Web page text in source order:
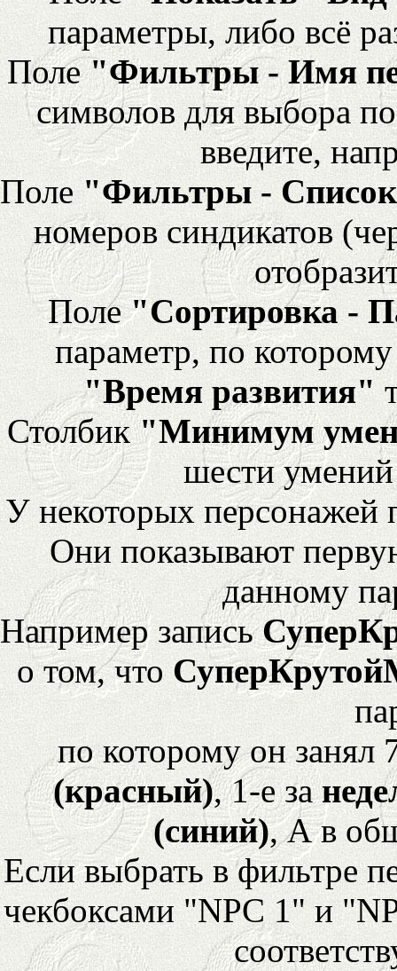
параметры, либо всё
Поле"Фильтры - Имя
символов для выбора
введите,
Поле "Фильтры -
номеров синдикатов
Поле"Сортировка -
параметр, по
"Время развития"
Столбик"Минимум
шести
У некоторых персонажей
Они показывают
данному
Например запись
о том, что
по которому он
(красный), 1-е за
(синий), А в
Если выбрать в фильтре
чекбоксами "NPC 1" и